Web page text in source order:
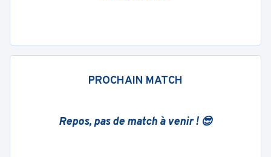
PROCHAIN MATCH
Repos, pas de match à venir ! 😎